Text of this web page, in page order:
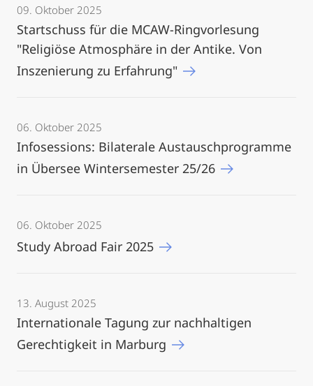
09. Oktober 2025
Startschuss für die MCAW-Ringvorlesung
"Religiöse Atmosphäre in der Antike. Von
Inszenierung zu Erfahrung"
06. Oktober 2025
Infosessions: Bilaterale Austauschprogramme
in Übersee Wintersemester 25/26
06. Oktober 2025
Study Abroad Fair 2025
13. August 2025
Internationale Tagung zur nachhaltigen
Gerechtigkeit in Marburg